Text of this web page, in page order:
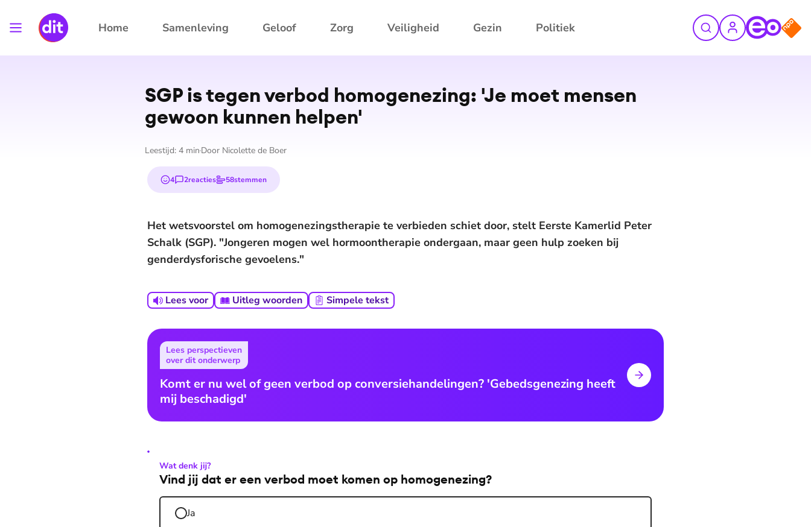
Home Samenleving Geloof Zorg Veiligheid Gezin Politiek
©Shutterstock
SGP is tegen verbod homogenezing: 'Je moet mensen
gewoon kunnen helpen'
Leestijd: 4 min Door Nicolette de Boer
4
emojis
2reacties 58stemmen
Het wetsvoorstel om homogenezingstherapie te verbieden schiet door, stelt Eerste Kamerlid Peter
Schalk (SGP). "Jongeren mogen wel hormoontherapie ondergaan, maar geen hulp zoeken bij
genderdysforische gevoelens."
Lees voor Uitleg woorden Simpele tekst
Lees perspectieven
over dit onderwerp
Komt er nu wel of geen verbod op conversiehandelingen? 'Gebedsgenezing heeft
mij beschadigd'
Wat denk jij?
Vind jij dat er een verbod moet komen op homogenezing?
Ja